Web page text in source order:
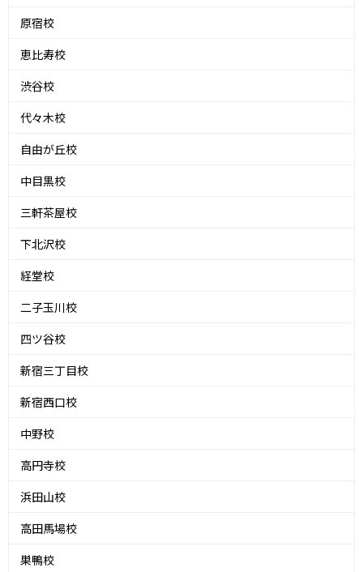
原宿校
恵比寿校
渋谷校
代々木校
自由が丘校
中目黒校
三軒茶屋校
下北沢校
経堂校
二子玉川校
四ツ谷校
新宿三丁目校
新宿西口校
中野校
高円寺校
浜田山校
高田馬場校
巣鴨校